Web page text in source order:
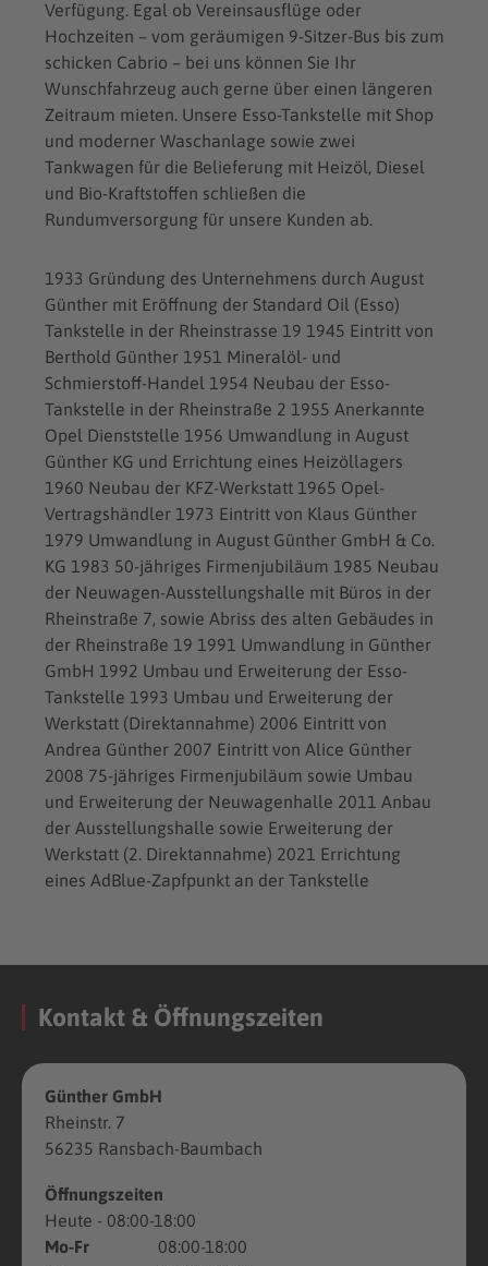
Verfügung. Egal ob Vereinsausflüge oder
Hochzeiten – vom geräumigen 9-Sitzer-Bus bis zum
schicken Cabrio – bei uns können Sie Ihr
Wunschfahrzeug auch gerne über einen längeren
Zeitraum mieten. Unsere Esso-Tankstelle mit Shop
und moderner Waschanlage sowie zwei
Tankwagen für die Belieferung mit Heizöl, Diesel
und Bio-Kraftstoffen schließen die
Rundumversorgung für unsere Kunden ab.
1933 Gründung des Unternehmens durch August
Günther mit Eröffnung der Standard Oil (Esso)
Tankstelle in der Rheinstrasse 19 1945 Eintritt von
Berthold Günther 1951 Mineralöl- und
Schmierstoff-Handel 1954 Neubau der Esso-
Tankstelle in der Rheinstraße 2 1955 Anerkannte
Opel Dienststelle 1956 Umwandlung in August
Günther KG und Errichtung eines Heizöllagers
1960 Neubau der KFZ-Werkstatt 1965 Opel-
Vertragshändler 1973 Eintritt von Klaus Günther
1979 Umwandlung in August Günther GmbH & Co.
KG 1983 50-jähriges Firmenjubiläum 1985 Neubau
der Neuwagen-Ausstellungshalle mit Büros in der
Rheinstraße 7, sowie Abriss des alten Gebäudes in
der Rheinstraße 19 1991 Umwandlung in Günther
GmbH 1992 Umbau und Erweiterung der Esso-
Tankstelle 1993 Umbau und Erweiterung der
Werkstatt (Direktannahme) 2006 Eintritt von
Andrea Günther 2007 Eintritt von Alice Günther
2008 75-jähriges Firmenjubiläum sowie Umbau
und Erweiterung der Neuwagenhalle 2011 Anbau
der Ausstellungshalle sowie Erweiterung der
Werkstatt (2. Direktannahme) 2021 Errichtung
eines AdBlue-Zapfpunkt an der Tankstelle
Kontakt & Öffnungszeiten
Günther GmbH
Rheinstr. 7
56235 Ransbach-Baumbach
Öffnungszeiten
Heute - 08:00-18:00
Mo-Fr
08:00-18:00